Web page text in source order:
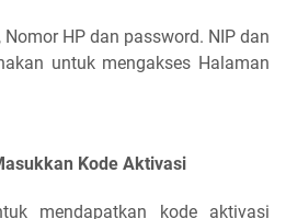
Nomor HP dan password. NIP dan
untuk mengakses Halaman
Kode Aktivasi
mendapatkan kode aktivasi